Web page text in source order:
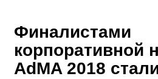
Финалистами
корпоративной
AdMA2018